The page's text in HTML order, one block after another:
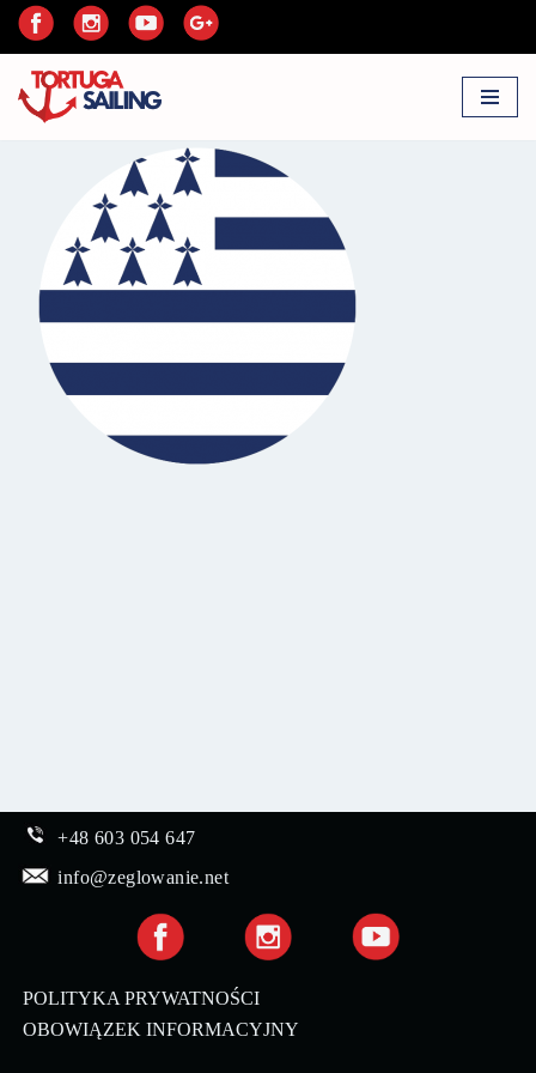
do
treści
+48 603 054 647
info@zeglowanie.net
POLITYKA PRYWATNOŚCI
OBOWIĄZEK INFORMACYJNY